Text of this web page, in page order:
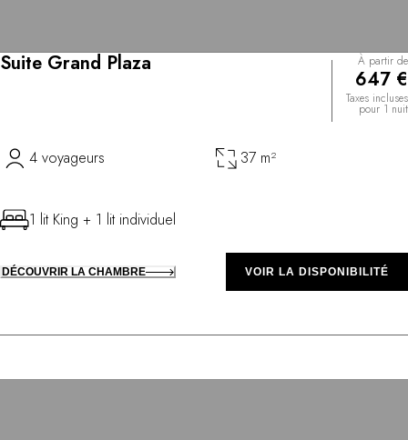
Suite Grand Plaza À partir de
647 €
Taxes incluses
pour 1 nuit
4 voyageurs 37 m²
1 lit King + 1 lit individuel
DÉCOUVRIR LA CHAMBRE VOIR LA DISPONIBILITÉ